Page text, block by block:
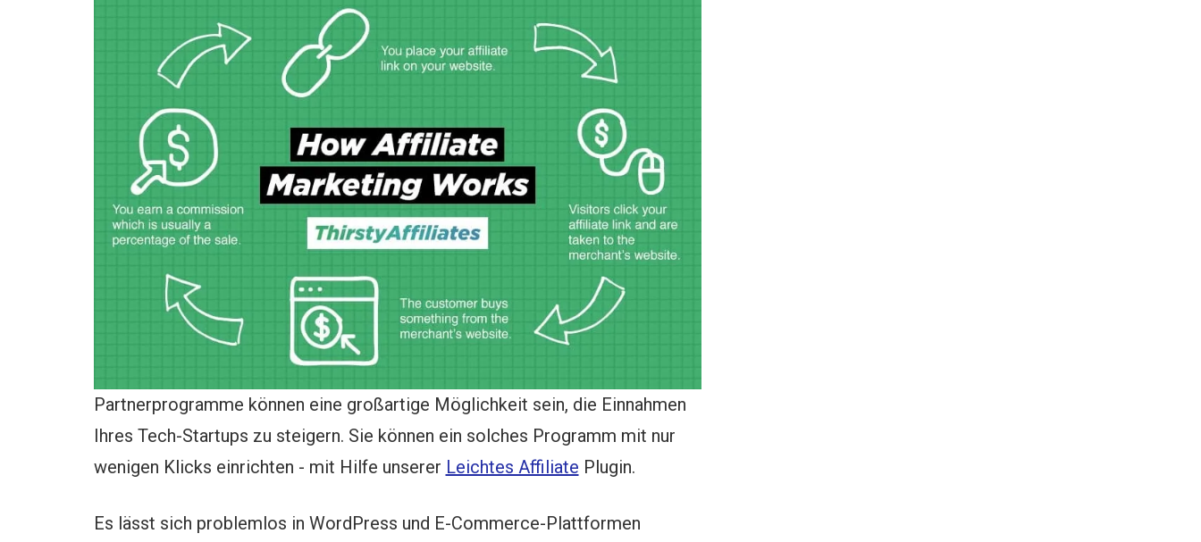
Partnerprogramme können eine großartige Möglichkeit sein, die Einnahmen
Ihres Tech-Startups zu steigern. Sie können ein solches Programm mit nur
wenigen Klicks einrichten - mit Hilfe unserer Leichtes Affiliate Plugin.
Es lässt sich problemlos in WordPress und E-Commerce-Plattformen